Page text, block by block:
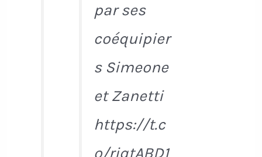
par ses
coéquipier
s Simeone
et Zanetti
https://t.c
o/riqtABD1